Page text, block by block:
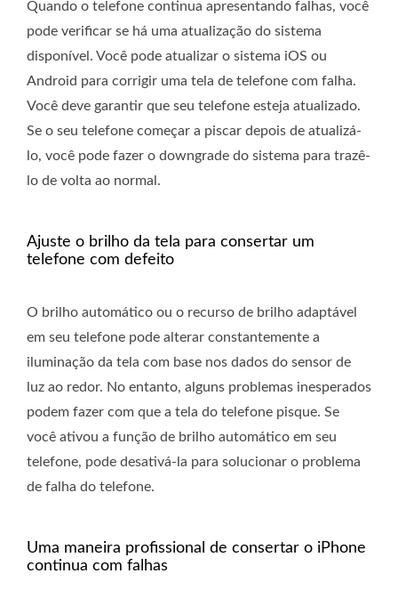
Quando o telefone continua apresentando falhas, você
pode verificar se há uma atualização do sistema
disponível. Você pode atualizar o sistema iOS ou
Android para corrigir uma tela de telefone com falha.
Você deve garantir que seu telefone esteja atualizado.
Se o seu telefone começar a piscar depois de atualizá-
lo, você pode fazer o downgrade do sistema para trazê-
lo de volta ao normal.
Ajuste o brilho da tela para consertar um
telefone com defeito
O brilho automático ou o recurso de brilho adaptável
em seu telefone pode alterar constantemente a
iluminação da tela com base nos dados do sensor de
luz ao redor. No entanto, alguns problemas inesperados
podem fazer com que a tela do telefone pisque. Se
você ativou a função de brilho automático em seu
telefone, pode desativá-la para solucionar o problema
de falha do telefone.
Uma maneira profissional de consertar o iPhone
continua com falhas